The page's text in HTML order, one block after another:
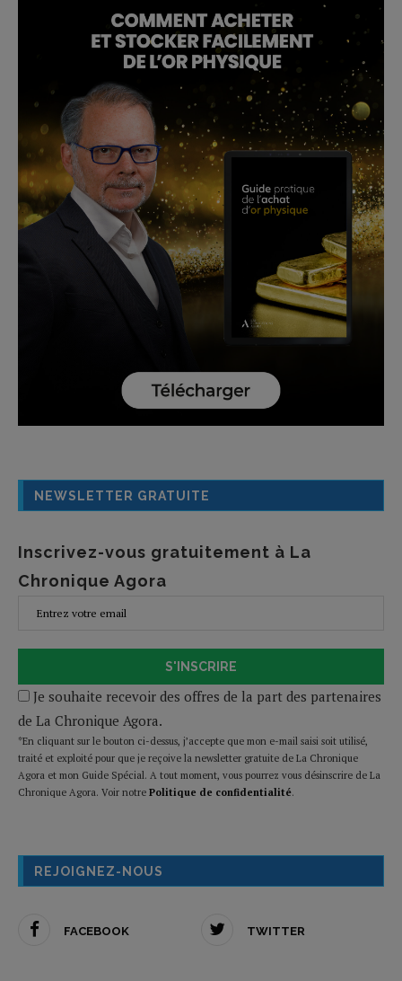
NEWSLETTER GRATUITE
Inscrivez-vous gratuitement à La
Chronique Agora
S'INSCRIRE
Je souhaite recevoir des offres de la part des partenaires
de La Chronique Agora.
*En cliquant sur le bouton ci-dessus, j’accepte que mon e-mail saisi soit utilisé,
traité et exploité pour que je reçoive la newsletter gratuite de La Chronique
Agora et mon Guide Spécial. A tout moment, vous pourrez vous désinscrire de La
Chronique Agora. Voir notre Politique de confidentialité.
REJOIGNEZ-NOUS
FACEBOOK TWITTER